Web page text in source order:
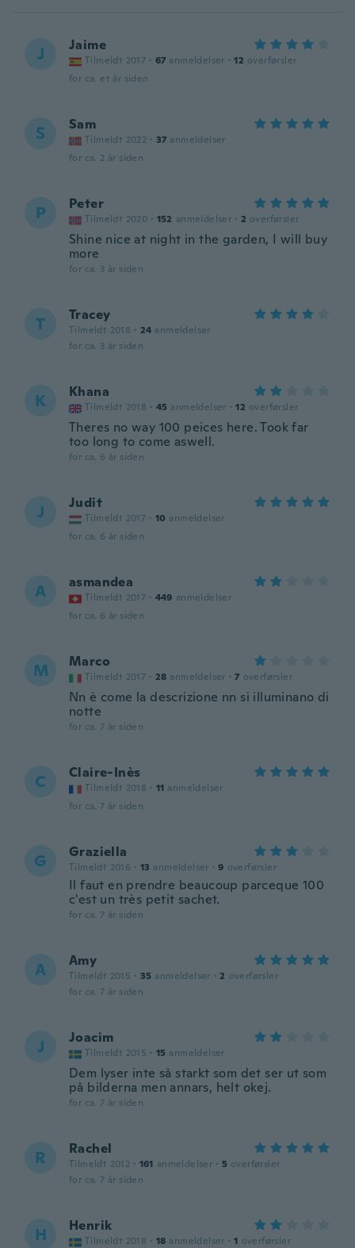
J Jaime
Tilmeldt 2017 · 67 anmeldelser · 12 overførsler
for ca. et år siden
S Sam
Tilmeldt 2022 · 37 anmeldelser
for ca. 2 år siden
P Peter
Tilmeldt 2020 · 152 anmeldelser · 2 overførsler
Shine nice at night in the garden, I will buy
more
for ca. 3 år siden
T Tracey
Tilmeldt 2018 · 24 anmeldelser
for ca. 3 år siden
K Khana
Tilmeldt 2018 · 45 anmeldelser · 12 overførsler
Theres no way 100 peices here. Took far
too long to come aswell.
for ca. 6 år siden
J Judit
Tilmeldt 2017 · 10 anmeldelser
for ca. 6 år siden
A asmandea
Tilmeldt 2017 · 449 anmeldelser
for ca. 6 år siden
M Marco
Tilmeldt 2017 · 28 anmeldelser · 7 overførsler
Nn è come la descrizione nn si illuminano di
notte
for ca. 7 år siden
C Claire-Inès
Tilmeldt 2018 · 11 anmeldelser
for ca. 7 år siden
G Graziella
Tilmeldt 2016 · 13 anmeldelser · 9 overførsler
Il faut en prendre beaucoup parceque 100
c'est un très petit sachet.
for ca. 7 år siden
A Amy
Tilmeldt 2015 · 35 anmeldelser · 2 overførsler
for ca. 7 år siden
J Joacim
Tilmeldt 2015 · 15 anmeldelser
Dem lyser inte så starkt som det ser ut som
på bilderna men annars, helt okej.
for ca. 7 år siden
R Rachel
Tilmeldt 2012 · 161 anmeldelser · 5 overførsler
for ca. 7 år siden
H Henrik
Tilmeldt 2018 · 18 anmeldelser · 1 overførsler